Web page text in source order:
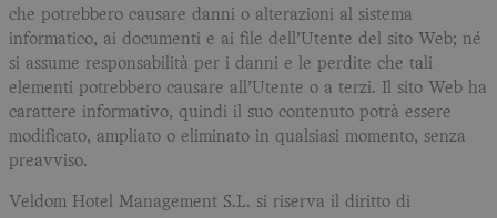
che potrebbero causare danni o alterazioni al sistema
informatico, ai documenti e ai file dell’Utente del sito Web; né
si assume responsabilità per i danni e le perdite che tali
elementi potrebbero causare all’Utente o a terzi. Il sito Web ha
carattere informativo, quindi il suo contenuto potrà essere
modificato, ampliato o eliminato in qualsiasi momento, senza
preavviso.
Veldom Hotel Management S.L. si riserva il diritto di